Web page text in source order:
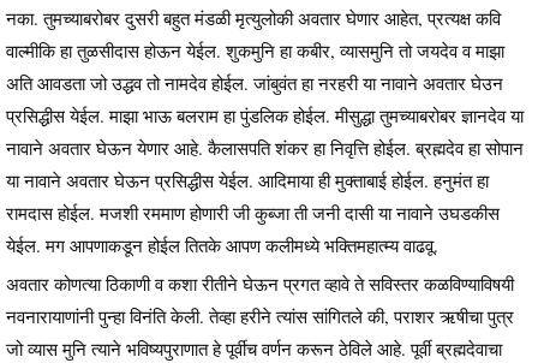
नका. तुमच्याबरोबर दुसरी बहुत मंडळी मृत्युलोकी अवतार घेणार आहेत, प्रत्यक्ष कवि
वाल्मीकि हा तुळसीदास होऊन येईल. शुकमुनि हा कबीर, व्यासमुनि तो जयदेव व माझा
अति आवडता जो उद्धव तो नामदेव होईल. जांबुवंत हा नरहरी या नावाने अवतार घेउन
प्रसिद्धीस येईल. माझा भाऊ बलराम हा पुंडलिक होईल. मीसुद्धा तुमच्याबरोबर ज्ञानदेव या
नावाने अवतार घेऊन येणार आहे. कैलासपति शंकर हा निवृत्ति होईल. ब्रह्मदेव हा सोपान
या नावाने अवतार घेऊन प्रसिद्धीस येईल. आदिमाया ही मुक्ताबाई होईल. हनुमंत हा
रामदास होईल. मजशी रममाण होणारी जी कुब्जा ती जनी दासी या नावाने उघडकीस
येईल. मग आपणाकडून होईल तितके आपण कलीमध्ये भक्तिमहात्म्य वाढवू.
अवतार कोणत्या ठिकाणी व कशा रीतीने घेऊन प्रगत व्हावे ते सविस्तर कळविण्याविषयी
नवनारायाणांनी पुन्हा विनंति केली. तेव्हा हरीने त्यांस सांगितले की, पराशर ऋषीचा पुत्र
जो व्यास मुनि त्याने भविष्यपुराणात हे पूर्वीच वर्णन करून ठेविले आहे. पूर्वी ब्रह्मदेवाचा